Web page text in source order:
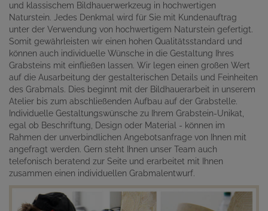
und klassischem Bildhauerwerkzeug in hochwertigen
Naturstein. Jedes Denkmal wird für Sie mit Kundenauftrag
unter der Verwendung von hochwertigem Naturstein gefertigt.
Somit gewährleisten wir einen hohen Qualitätsstandard und
können auch individuelle Wünsche in die Gestaltung Ihres
Grabsteins mit einfließen lassen. Wir legen einen großen Wert
auf die Ausarbeitung der gestalterischen Details und Feinheiten
des Grabmals. Dies beginnt mit der Bildhauerarbeit in unserem
Atelier bis zum abschließenden Aufbau auf der Grabstelle.
Individuelle Gestaltungswünsche zu Ihrem Grabstein-Unikat,
egal ob Beschriftung, Design oder Material - können im
Rahmen der unverbindlichen Angebotsanfrage von Ihnen mit
angefragt werden. Gern steht Ihnen unser Team auch
telefonisch beratend zur Seite und erarbeitet mit Ihnen
zusammen einen individuellen Grabmalentwurf.